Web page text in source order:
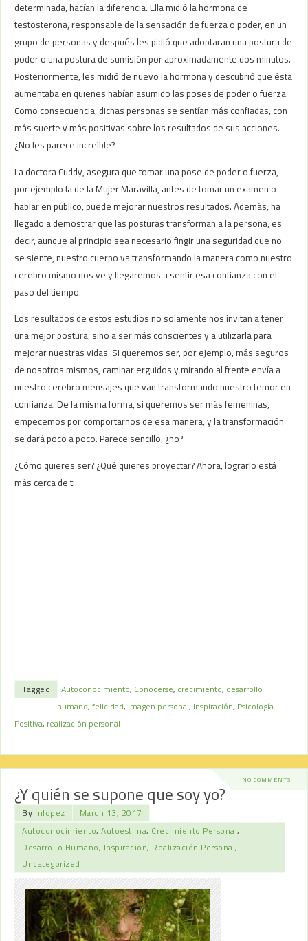
determinada, hacían la diferencia. Ella midió la hormona de
testosterona, responsable de la sensación de fuerza o poder, en un
grupo de personas y después les pidió que adoptaran una postura de
poder o una postura de sumisión por aproximadamente dos minutos.
Posteriormente, les midió de nuevo la hormona y descubrió que ésta
aumentaba en quienes habían asumido las poses de poder o fuerza.
Como consecuencia, dichas personas se sentían más confiadas, con
más suerte y más positivas sobre los resultados de sus acciones.
¿No les parece increíble?
La doctora Cuddy, asegura que tomar una pose de poder o fuerza,
por ejemplo la de la Mujer Maravilla, antes de tomar un examen o
hablar en público, puede mejorar nuestros resultados. Además, ha
llegado a demostrar que las posturas transforman a la persona, es
decir, aunque al principio sea necesario fingir una seguridad que no
se siente, nuestro cuerpo va transformando la manera como nuestro
cerebro mismo nos ve y llegaremos a sentir esa confianza con el
paso del tiempo.
Los resultados de estos estudios no solamente nos invitan a tener
una mejor postura, sino a ser más conscientes y a utilizarla para
mejorar nuestras vidas. Si queremos ser, por ejemplo, más seguros
de nosotros mismos, caminar erguidos y mirando al frente envía a
nuestro cerebro mensajes que van transformando nuestro temor en
confianza. De la misma forma, si queremos ser más femeninas,
empecemos por comportarnos de esa manera, y la transformación
se dará poco a poco. Parece sencillo, ¿no?
¿Cómo quieres ser? ¿Qué quieres proyectar? Ahora, lograrlo está
más cerca de ti.
Tagged Autoconocimiento, Conocerse, crecimiento, desarrollo
humano,felicidad, Imagen personal, Inspiración, Psicología
Positiva, realización personal
NO COMMENTS
¿Y quién se supone que soy yo?
By mlopez
March 13, 2017
Autoconocimiento,Autoestima, Crecimiento Personal,
Desarrollo Humano, Inspiración, Realización Personal,
Uncategorized